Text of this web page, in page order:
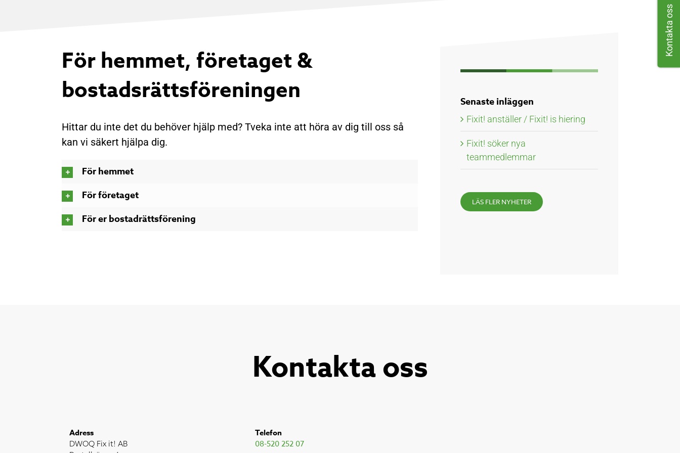
För hemmet, företaget &
bostadsrätts­föreningen
Hittar du inte det du behöver hjälp med? Tveka inte att höra av dig till oss så
kan vi säkert hjälpa dig.
För hemmet
För företaget
För er bostadrättsförening
Senaste inläggen
Fixit! anställer / Fixit! is hiering
Fixit! söker nya
teammedlemmar
LÄS FLER NYHETER
Kontakta oss
Adress
DWOQ Fix it! AB
Telefon
08-520 252 07
Kontakta oss